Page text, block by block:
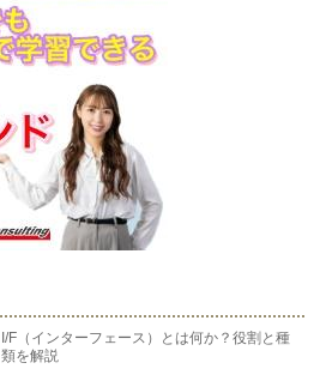
I/F（インターフェース）とは何か？役割と種
類を解説